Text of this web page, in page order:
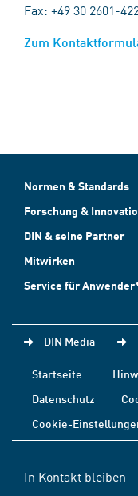
Fax: +49 30 2601-
Zum
Normen & Standards
Forschung &
DIN & seine Partner
Mitwirken
Service für
DIN Media
Startseite
Datenschutz
Cookie-
In Kontakt bleiben